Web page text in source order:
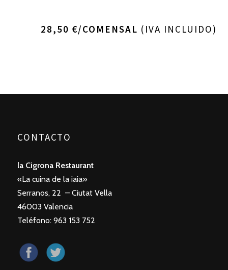
28,50 €/COMENSAL (IVA INCLUIDO)
CONTACTO
la Cigrona Restaurant
«La cuina de la iaia»
Serranos, 22 – Ciutat Vella
46003 Valencia
Teléfono: 963 153 752